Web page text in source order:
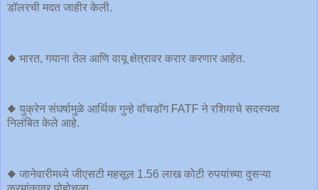
डॉलरची मदत जाहीर केली.
◆ भारत, गयाना तेल आणि वायू क्षेत्रावर करार करणार आहेत.
◆ युक्रेन संघर्षामुळे आर्थिक गुन्हे वॉचडॉग FATF ने रशियाचे सदस्यत्व
निलंबित केले आहे.
◆ जानेवारीमध्ये जीएसटी महसूल 1.56 लाख कोटी रुपयांच्या दुसऱ्या